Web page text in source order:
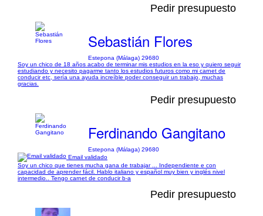
Pedir presupuesto
Sebastián Flores
Estepona (Málaga) 29680
Soy un chico de 18 años acabo de terminar mis estudios en la eso y quiero seguir
estudiando y necesito pagarme tanto los estudios futuros como mi carnet de
conducir etc, sería una ayuda increíble poder conseguir un trabajo, muchas
gracias.
Pedir presupuesto
Ferdinando Gangitano
Estepona (Málaga) 29680
Email validado
Soy un chico que tienes mucha gana de trabajar ... Independiente e con
capacidad de aprender fácil. Hablo italiano y español muy bien y inglés nivel
intermedio.. Tengo carnet de conducir b-a
Pedir presupuesto